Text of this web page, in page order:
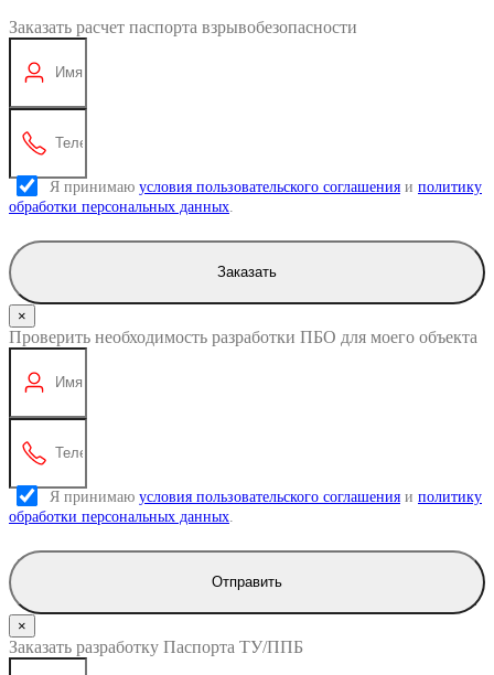
Заказать расчет паспорта взрывобезопасности
Я принимаю условия пользовательского соглашения и политику
обработки персональных данных
Заказать
×
Проверить необходимость разработки ПБО для моего объекта
Я принимаю условия пользовательского соглашения и политику
обработки персональных данных
Отправить
×
Заказать разработку Паспорта ТУ/ППБ